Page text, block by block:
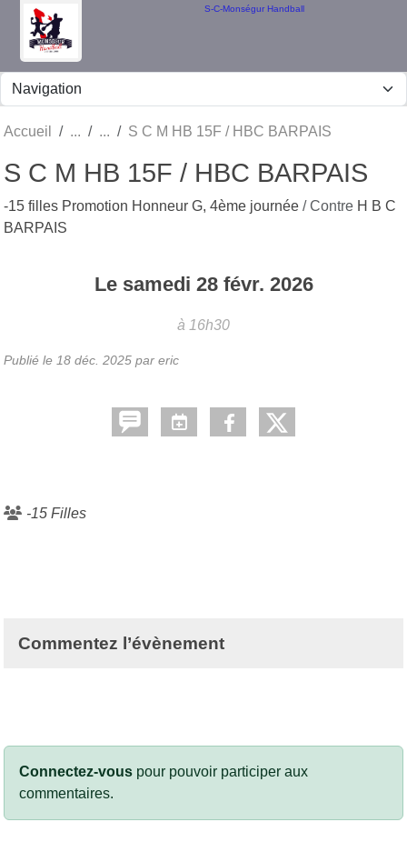
S-C-Monségur Handball
Accueil S C M HB 15F / HBC BARPAIS
S C M HB 15F / HBC BARPAIS
-15 filles Promotion Honneur G, 4ème journée / Contre H B C
BARPAIS
Le samedi 28 févr. 2026
à 16h30
Publié le 18 déc. 2025 par eric
-15 Filles
Commentez l’évènement
Connectez-vous pour pouvoir participer aux
commentaires.
Panneau de gestion des cookies